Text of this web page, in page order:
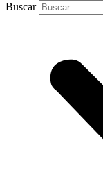
Buscar